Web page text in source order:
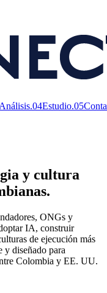
Análisis.04Estudio.05
y cultura
ONGs y
IA, construir
de ejecución más
y diseñado para
Colombia y EE. UU.